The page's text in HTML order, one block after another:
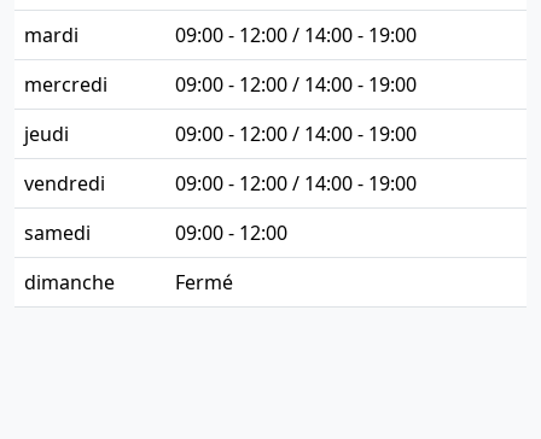
mardi
09:00 - 12:00 / 14:00 - 19:00
mercredi
09:00 - 12:00 / 14:00 - 19:00
jeudi
09:00 - 12:00 / 14:00 - 19:00
vendredi
09:00 - 12:00 / 14:00 - 19:00
samedi
09:00 - 12:00
dimanche
Fermé